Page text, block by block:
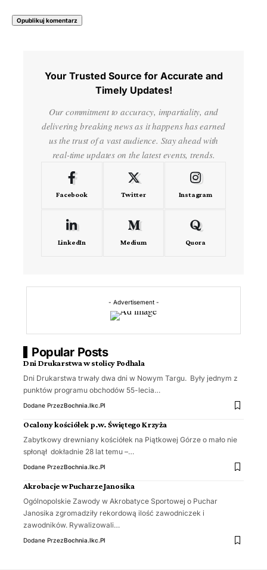
Your Trusted Source for Accurate and
Timely Updates!
Our commitment to accuracy, impartiality, and
delivering breaking news as it happens has earned
us the trust of a vast audience. Stay ahead with
real-time updates on the latest events, trends.
Facebook Twitter Instagram
LinkedIn Medium Quora
- Advertisement -
Popular Posts
Dni Drukarstwa w stolicy Podhala
Dni Drukarstwa trwały dwa dni w Nowym Targu. Były jednym z
punktów programu obchodów 55-lecia…
Dodane PrzezBochnia.ikc.pl
Ocalony kościółek p.w. Świętego Krzyża
Zabytkowy drewniany kościółek na Piątkowej Górze o mało nie
spłonął dokładnie 28 lat temu –…
Dodane PrzezBochnia.ikc.pl
Akrobacje w Pucharze Janosika
Ogólnopolskie Zawody w Akrobatyce Sportowej o Puchar
Janosika zgromadziły rekordową ilość zawodniczek i
zawodników. Rywalizowali…
Dodane PrzezBochnia.ikc.pl